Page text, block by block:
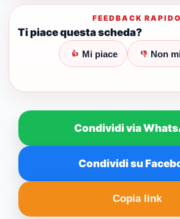
FEEDBACK RAPIDO
Ti piace questa scheda?
👍 Mi piace 👎 Non
Condividi via
Condividi su
Copia link